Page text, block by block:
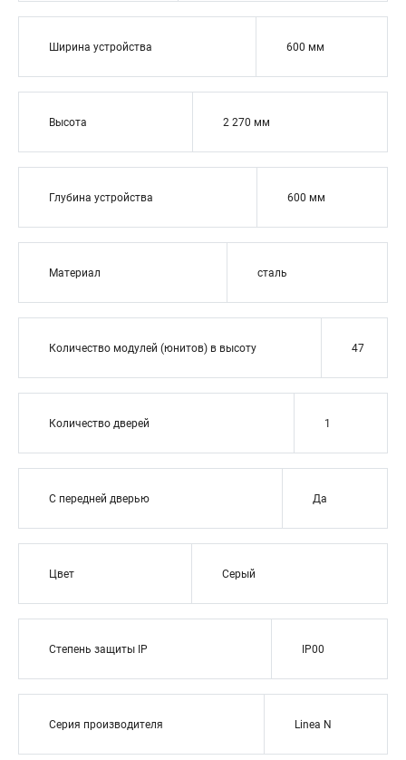
Ширина устройства 600 мм
Высота 2 270 мм
Глубина устройства 600 мм
Материал сталь
Количество модулей (юнитов) в высоту 47
Количество дверей 1
С передней дверью Да
Цвет Серый
Степень защиты IP IP00
Серия производителя Linea N